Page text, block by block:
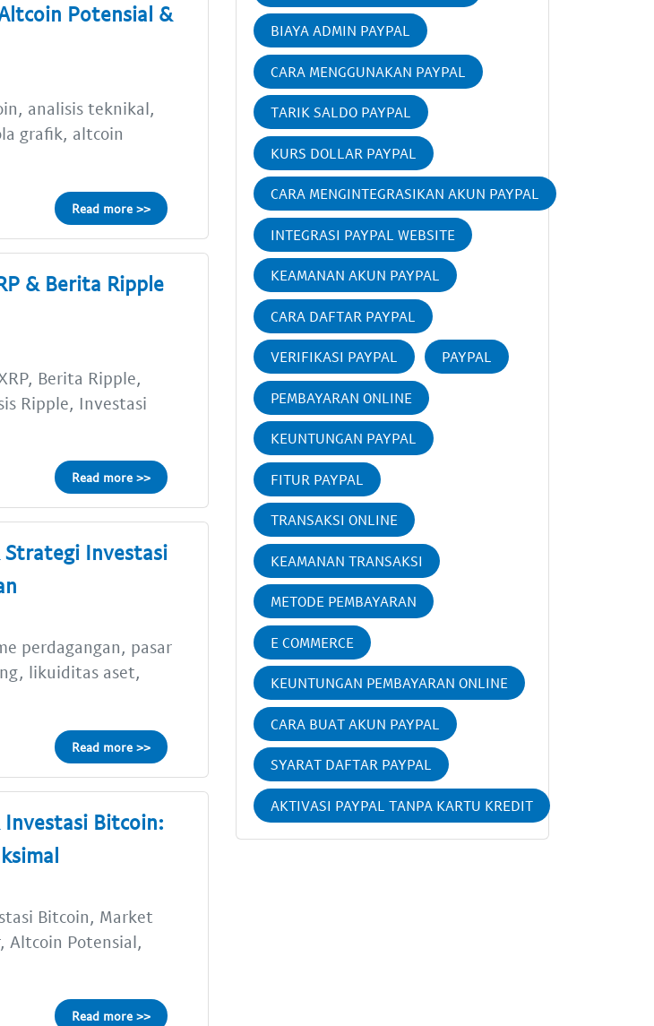
Potensial &
analisis teknikal,
grafik, altcoin
Read more >>
& Berita Ripple
Berita Ripple,
Ripple, Investasi
Read more >>
Investasi
perdagangan, pasar
likuiditas aset,
Read more >>
Bitcoin:
Bitcoin, Market
Altcoin Potensial,
Read more >>
BIAYA ADMIN PAYPAL
CARA MENGGUNAKAN PAYPAL
TARIK SALDO PAYPAL
KURS DOLLAR PAYPAL
CARA MENGINTEGRASIKAN AKUN PAYPAL
INTEGRASI PAYPAL WEBSITE
KEAMANAN AKUN PAYPAL
CARA DAFTAR PAYPAL
VERIFIKASI PAYPAL PAYPAL
PEMBAYARAN ONLINE
KEUNTUNGAN PAYPAL
FITUR PAYPAL
TRANSAKSI ONLINE
KEAMANAN TRANSAKSI
METODE PEMBAYARAN
E COMMERCE
KEUNTUNGAN PEMBAYARAN ONLINE
CARA BUAT AKUN PAYPAL
SYARAT DAFTAR PAYPAL
AKTIVASI PAYPAL TANPA KARTU KREDIT